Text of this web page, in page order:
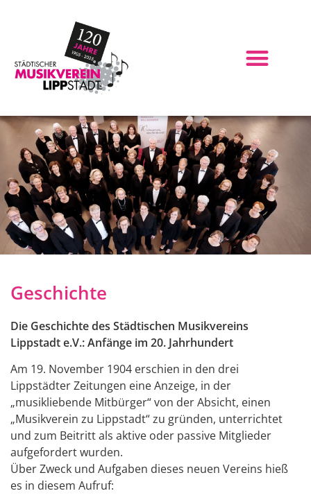
Geschichte
Die Geschichte des Städtischen Musikvereins
Lippstadt e.V.: Anfänge im 20. Jahrhundert
Am 19. November 1904 erschien in den drei
Lippstädter Zeitungen eine Anzeige, in der
„musikliebende Mitbürger“ von der Absicht, einen
„Musikverein zu Lippstadt“ zu gründen, unterrichtet
und zum Beitritt als aktive oder passive Mitglieder
aufgefordert wurden.
Über Zweck und Aufgaben dieses neuen Vereins hieß
es in diesem Aufruf: